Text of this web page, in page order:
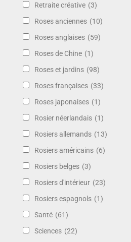
Retraite créative (3)
Roses anciennes (10)
Roses anglaises (59)
Roses de Chine (1)
Roses et jardins (98)
Roses françaises (33)
Roses japonaises (1)
Rosier néerlandais (1)
Rosiers allemands (13)
Rosiers américains (6)
Rosiers belges (3)
Rosiers d'intérieur (23)
Rosiers espagnols (1)
Santé (61)
Sciences (22)